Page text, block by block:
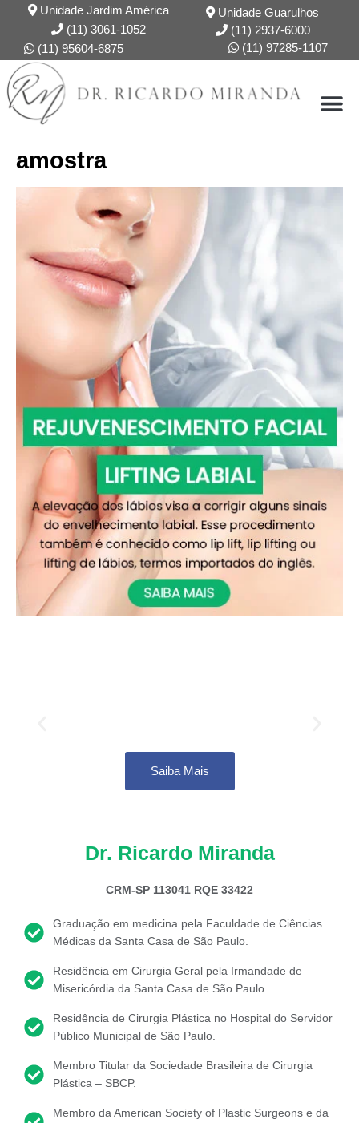
conteúdo
Unidade Jardim América
(11) 3061-1052
(11) 95604-6875
Unidade Guarulhos
(11) 2937-6000
(11) 97285-1107
amostra
Saiba Mais
Dr. Ricardo Miranda
CRM-SP 113041 RQE 33422
Graduação em medicina pela Faculdade de Ciências
Médicas da Santa Casa de São Paulo.
Residência em Cirurgia Geral pela Irmandade de
Misericórdia da Santa Casa de São Paulo.
Residência de Cirurgia Plástica no Hospital do Servidor
Público Municipal de São Paulo.
Membro Titular da Sociedade Brasileira de Cirurgia
Plástica – SBCP.
Membro da American Society of Plastic Surgeons e da